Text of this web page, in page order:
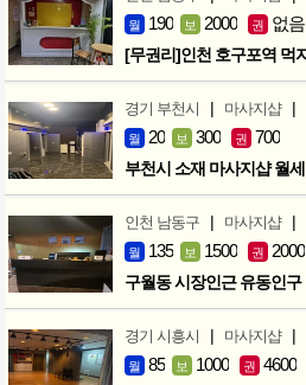
월 190 보 2000 권 없음
[무권리]인천 호구포역 먹
경기 부천시 | 마사지샵 |
월 20 보 300 권 700
부천시 소재 마사지샵 월
인천 남동구 | 마사지샵 |
월 135 보 1500 권 2000
구월동 시장인근 유동인
경기 시흥시 | 마사지샵 |
월 85 보 1000 권 4600